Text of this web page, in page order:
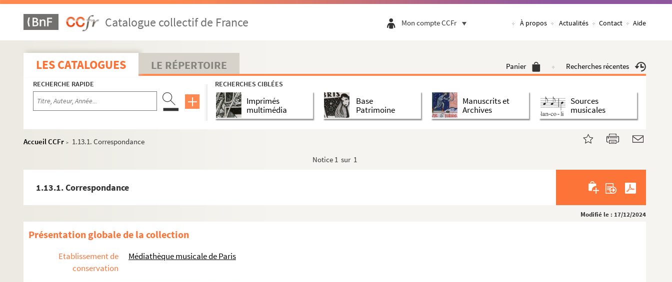
Catalogue collectif de France Mon compte CCFr À propos Actualités Contact Aide
LES CATALOGUES LE RÉPERTOIRE Panier Recherches récentes
RECHERCHE RAPIDE RECHERCHES CIBLÉES
Imprimés
multimédia
Base
Patrimoine
Manuscrits et
Archives
Sources
musicales
Accueil CCFr >
1.13.1. Correspondance
Notice 1 sur 1
1.13.1. Correspondance
Modifié le : 17/12/2024
Présentation globale de la collection
Etablissement de
conservation
Médiathèque musicale de Paris